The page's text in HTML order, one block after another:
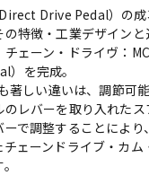
Drive Pedal）の成
特徴・工業デザインと
チェーン・ドライヴ：
を完成。
著しい違いは、調節可
のレバーを取り入れた
で調整することにより
チェーンドライブ・カム